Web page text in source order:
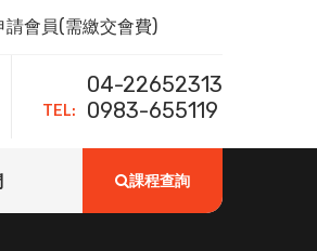
請會員(需繳交會費)
TEL:
04-22652313
0983-655119
課程查詢